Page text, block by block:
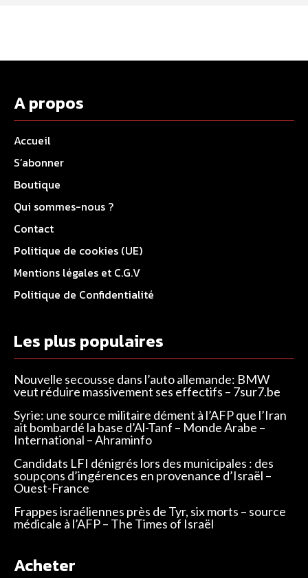
A propos
Accueil
S’abonner
Boutique
Qui sommes-nous ?
Contact
Politique de cookies (UE)
Mentions légales et C.G.V
Politique de Confidentialité
Les plus populaires
Nouvelle secousse dans l’auto allemande: BMW
veut réduire massivement ses effectifs – 7sur7.be
Syrie: une source militaire dément à l’AFP que l’Iran
ait bombardé la base d’Al-Tanf – Monde Arabe –
International – Ahraminfo
Candidats LFI dénigrés lors des municipales : des
soupçons d’ingérences en provenance d’Israël –
Ouest-France
Frappes israéliennes près de Tyr, six morts – source
médicale à l’AFP – The Times of Israël
Acheter